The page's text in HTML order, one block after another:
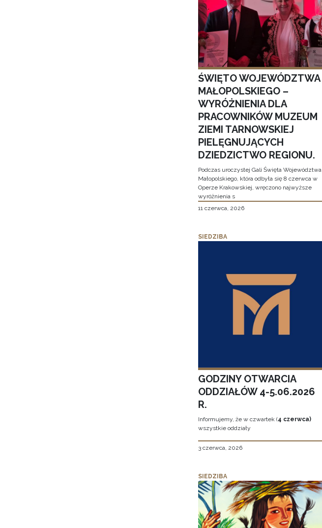
ŚWIĘTO WOJEWÓDZTWA
MAŁOPOLSKIEGO –
WYRÓŻNIENIA DLA
PRACOWNIKÓW MUZEUM
ZIEMI TARNOWSKIEJ
PIELĘGNUJĄCYCH
DZIEDZICTWO REGIONU.
Podczas uroczystej Gali Święta Województwa
Małopolskiego, która odbyła się 8 czerwca w
Operze Krakowskiej, wręczono najwyższe
wyróżnienia s
11 czerwca, 2026
SIEDZIBA
GODZINY OTWARCIA
ODDZIAŁÓW 4-5.06.2026
R.
Informujemy, że w czwartek (4 czerwca)
wszystkie oddziały
3 czerwca, 2026
SIEDZIBA